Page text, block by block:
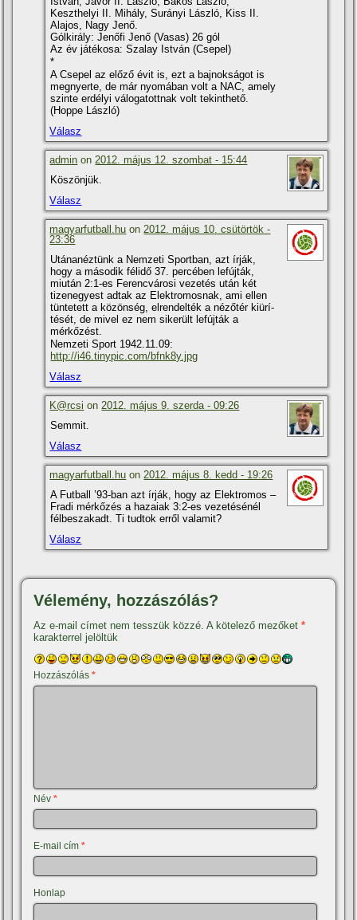
Keszthelyi II. Mihály, Surányi László, Kiss II.
Alajos, Nagy Jenő.
Gólkirály: Jenőfi Jenő (Vasas) 26 gól
Az év játékosa: Szalay István (Csepel)
*
A Csepel az előző évit is, ezt a bajnokságot is
megnyerte, de már nyomában volt a NAC, amely
szinte erdélyi válogatottnak volt tekinthető.
(Hoppe László)
Válasz
admin on 2012. május 12. szombat - 15:44
Köszönjük.
Válasz
magyarfutball.hu on 2012. május 10. csütörtök -
23:36
Utánanéztünk a Nemzeti Sportban, azt í­rják,
hogy a második félidő 37. percében lefújták,
miután 2:1-es Ferencvárosi vezetés után két
tizenegyest adtak az Elektromosnak, ami ellen
tüntetett a közönség, elrendelték a nézőtér kiürí­
tését, de mivel ez nem sikerült lefújták a
mérkőzést.
Nemzeti Sport 1942.11.09:
http://i46.tinypic.com/bfnk8y.jpg
Válasz
K@rcsi on 2012. május 9. szerda - 09:26
Semmit.
Válasz
magyarfutball.hu on 2012. május 8. kedd - 19:26
A Futball ’93-ban azt í­rják, hogy az Elektromos –
Fradi mérkőzés a hazaiak 3:2-es vezetésénél
félbeszakadt. Ti tudtok erről valamit?
Válasz
Vélemény, hozzászólás?
Az e-mail címet nem tesszük közzé. A kötelező mezőket*
karakterrel jelöltük
Hozzászólás*
Név*
E-mail cím*
Honlap